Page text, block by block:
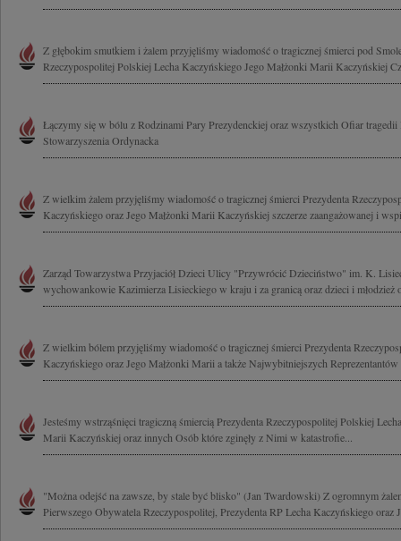
Z głębokim smutkiem i żalem przyjęliśmy wiadomość o tragicznej śmierci pod
Rzeczypospolitej Polskiej Lecha Kaczyńskiego Jego Małżonki Marii Kaczyńskiej
Łączymy się w bólu z Rodzinami Pary Prezydenckiej oraz wszystkich Ofiar tragedii
Stowarzyszenia Ordynacka
Z wielkim żalem przyjęliśmy wiadomość o tragicznej śmierci Prezydenta
Kaczyńskiego oraz Jego Małżonki Marii Kaczyńskiej szczerze zaangażowanej i
Zarząd Towarzystwa Przyjaciół Dzieci Ulicy "Przywrócić Dzieciństwo" im. K.
wychowankowie Kazimierza Lisieckiego w kraju i za granicą oraz dzieci i
Z wielkim bólem przyjęliśmy wiadomość o tragicznej śmierci Prezydenta
Kaczyńskiego oraz Jego Małżonki Marii a także Najwybitniejszych
Jesteśmy wstrząśnięci tragiczną śmiercią Prezydenta Rzeczypospolitej Polskiej
Marii Kaczyńskiej oraz innych Osób które zginęły z Nimi w katastrofie...
"Można odejść na zawsze, by stale być blisko" (Jan Twardowski) Z ogromnym
Pierwszego Obywatela Rzeczypospolitej, Prezydenta RP Lecha Kaczyńskiego oraz